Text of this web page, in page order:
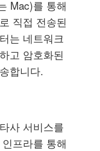
Mac)를 통해
직접 전송된
는 네트워크
고 암호화된
합니다.
사 서비스를
프라를 통해